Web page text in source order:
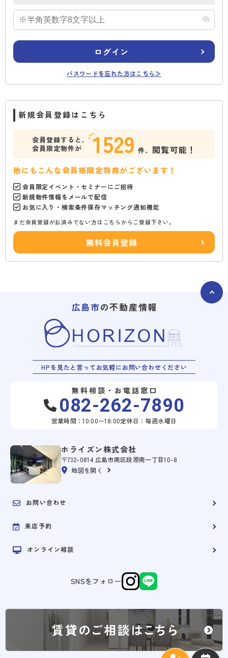
ログイン
パスワードを忘れた方はこちら≫
新規会員登録はこちら
会員登録すると、
会員限定物件が
1529 件、 閲覧可能！
他にもこんな会員様限定特典がございます！
会員限定イベント・セミナーにご招待
新規物件情報をメールで配信
お気に入り・検索条件保存マッチング通知機能
まだ会員登録がお済みでない方はこちらからご登録下さい。
無料会員登録
広島市の不動産情報
HPを見たと言ってお気軽にお問い合わせください
無料相談・お電話窓口
082-262-7890
営業時間：10:00〜18:00定休日：毎週水曜日
ホライズン株式会社
〒732-0814 広島市南区段原南一丁目10-8
地図を開く
お問い合わせ
来店予約
オンライン相談
SNSをフォロー